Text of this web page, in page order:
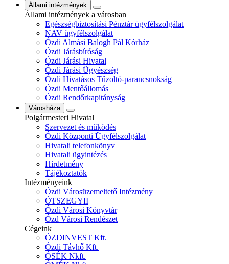
Állami intézmények
Állami intézmények a városban
Egészségbiztosítási Pénztár ügyfélszolgálat
NAV ügyfélszolgálat
Ózdi Almási Balogh Pál Kórház
Ózdi Járásbíróság
Ózdi Járási Hivatal
Ózdi Járási Ügyészség
Ózdi Hivatásos Tűzoltó-parancsnokság
Ózdi Mentőállomás
Ózdi Rendőrkapitányság
Városháza
Polgármesteri Hivatal
Szervezet és működés
Ózdi Központi Ügyfélszolgálat
Hivatali telefonkönyv
Hivatali ügyintézés
Hirdetmény
Tájékoztatók
Intézményeink
Ózdi Városüzemeltető Intézmény
ÓTSZEGYII
Ózdi Városi Könyvtár
Ózd Városi Rendészet
Cégeink
ÓZDINVEST Kft.
Ózdi Távhő Kft.
ÓSÉK Nkft.